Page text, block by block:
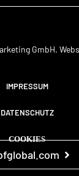
GmbH.
IMPRESSUM
DATENSCHUTZ
COOKIES